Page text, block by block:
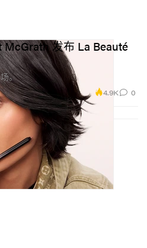
发布 La Beauté
。
4.9K 0